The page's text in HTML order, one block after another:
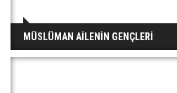
MÜSLÜMAN AİLENİN GENÇLERİ